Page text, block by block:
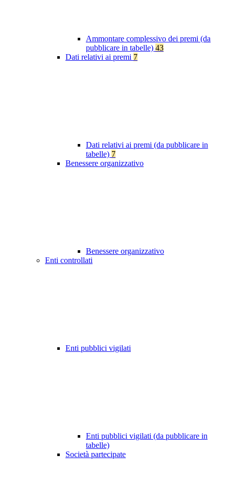
Ammontare complessivo dei premi (da
pubblicare in tabelle) 43
Dati relativi ai premi 7
Dati relativi ai premi (da pubblicare in
tabelle) 7
Benessere organizzativo
Benessere organizzativo
Enti controllati
Enti pubblici vigilati
Enti pubblici vigilati (da pubblicare in
tabelle)
Società partecipate